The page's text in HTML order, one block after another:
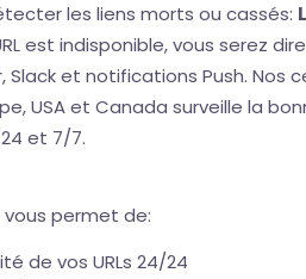
les liens morts ou cassés:
est indisponible, vous serez
Slack et notifications Push. Nos
USA et Canada surveille la
et 7/7.
permet de:
de vos URLs 24/24